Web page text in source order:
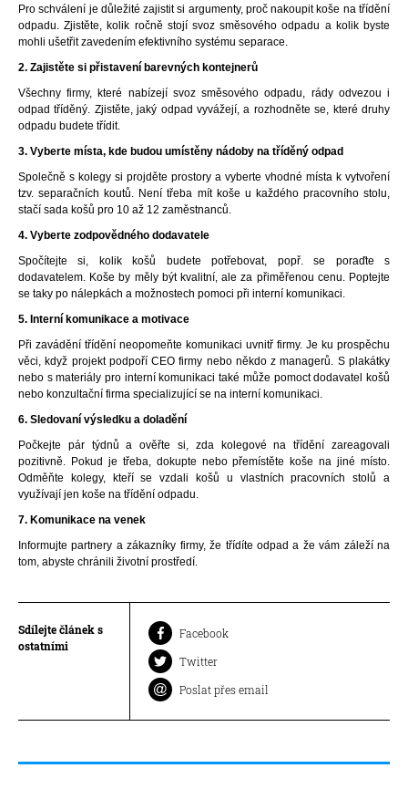
Pro schválení je důležité zajistit si argumenty, proč nakoupit koše na třídění
odpadu. Zjistěte, kolik ročně stojí svoz směsového odpadu a kolik byste
mohli ušetřit zavedením efektivního systému separace.
2. Zajistěte si přistavení barevných kontejnerů
Všechny firmy, které nabízejí svoz směsového odpadu, rády odvezou i
odpad tříděný. Zjistěte, jaký odpad vyvážejí, a rozhodněte se, které druhy
odpadu budete třídit.
3. Vyberte místa, kde budou umístěny nádoby na tříděný odpad
Společně s kolegy si projděte prostory a vyberte vhodné místa k vytvoření
tzv. separačních koutů. Není třeba mít koše u každého pracovního stolu,
stačí sada košů pro 10 až 12 zaměstnanců.
4. Vyberte zodpovědného dodavatele
Spočítejte si, kolik košů budete potřebovat, popř. se poraďte s
dodavatelem. Koše by měly být kvalitní, ale za přiměřenou cenu. Poptejte
se taky po nálepkách a možnostech pomoci při interní komunikaci.
5. Interní komunikace a motivace
Při zavádění třídění neopomeňte komunikaci uvnitř firmy. Je ku prospěchu
věci, když projekt podpoří CEO firmy nebo někdo z managerů. S plakátky
nebo s materiály pro interní komunikaci také může pomoct dodavatel košů
nebo konzultační firma specializující se na interní komunikaci.
6. Sledovaní výsledku a doladění
Počkejte pár týdnů a ověřte si, zda kolegové na třídění zareagovali
pozitivně. Pokud je třeba, dokupte nebo přemístěte koše na jiné místo.
Odměňte kolegy, kteří se vzdali košů u vlastních pracovních stolů a
využívají jen koše na třídění odpadu.
7. Komunikace na venek
Informujte partnery a zákazníky firmy, že třídíte odpad a že vám záleží na
tom, abyste chránili životní prostředí.
Sdílejte článek s
ostatními
Facebook
Twitter
Poslat přes email